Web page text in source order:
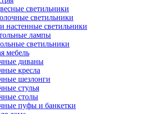
светильники
светильники
настенные светильники
лампы
светильники
мебель
диваны
кресла
шезлонги
стулья
столы
пуфы и банкетки